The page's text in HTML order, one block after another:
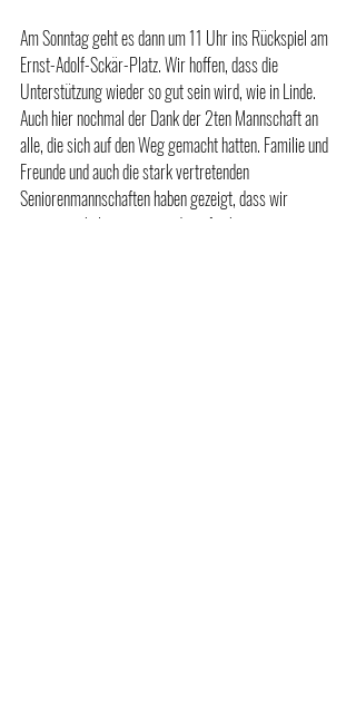
Am Sonntag geht es dann um 11 Uhr ins Rückspiel am
Ernst-Adolf-Sckär-Platz. Wir hoffen, dass die
Unterstützung wieder so gut sein wird, wie in Linde.
Auch hier nochmal der Dank der 2ten Mannschaft an
alle, die sich auf den Weg gemacht hatten. Familie und
Freunde und auch die stark vertretenden
Seniorenmannschaften haben gezeigt, dass wir
zusammen halten, wenn es darauf ankommt.